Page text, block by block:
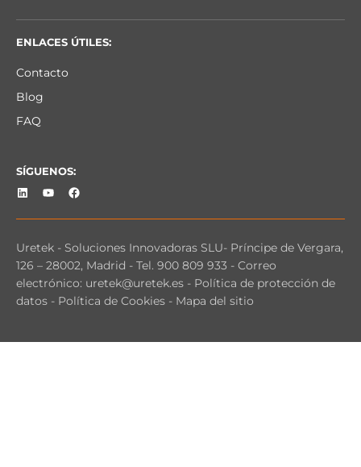
ENLACES ÚTILES:
Contacto
Blog
FAQ
SÍGUENOS:
Uretek - Soluciones Innovadoras SLU- Príncipe de Vergara,
126 – 28002, Madrid - Tel. 900 809 933 - Correo
electrónico: uretek@uretek.es - Política de protección de
datos - Política de Cookies - Mapa del sitio